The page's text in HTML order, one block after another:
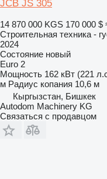
JCB JS 305
14 870 000 KGS 170 000 $
Строительная техника -
2024
Состояние новый
Euro 2
Мощность 162 кВт (221
м Радиус копания 10,6 м
Кыргызстан, Бишкек
Autodom Machinery KG
Связаться с продавцом